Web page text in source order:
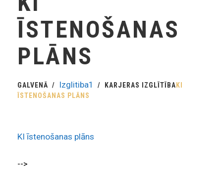
ĪSTENOŠANAS
PLĀNS
GALVENĀ Izglitiba1 KARJERAS IZGLĪTĪBA KI
ĪSTENOŠANAS PLĀNS
KI īstenošanas plāns
-->